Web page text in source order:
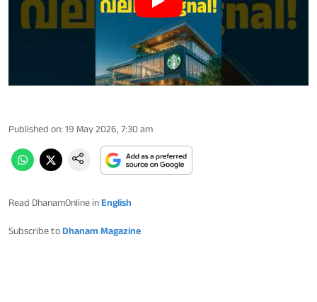
Published on: 19 May 2026, 7:30 am
Read DhanamOnline in English
Subscribe to Dhanam Magazine